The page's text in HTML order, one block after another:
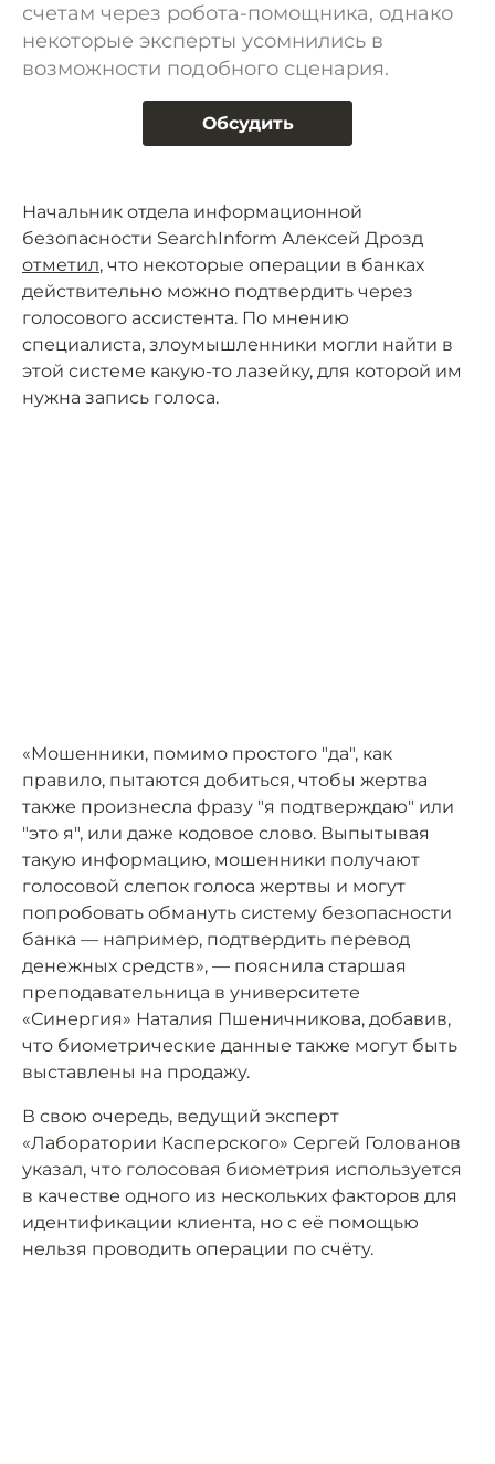
счетам через робота-помощника, однако
некоторые эксперты усомнились в
возможности подобного сценария.
Обсудить
Начальник отдела информационной
безопасности SearchInform Алексей Дрозд
отметил, что некоторые операции в банках
действительно можно подтвердить через
голосового ассистента. По мнению
специалиста, злоумышленники могли найти в
этой системе какую-то лазейку, для которой им
нужна запись голоса.
«Мошенники, помимо простого "да", как
правило, пытаются добиться, чтобы жертва
также произнесла фразу "я подтверждаю" или
"это я", или даже кодовое слово. Выпытывая
такую информацию, мошенники получают
голосовой слепок голоса жертвы и могут
попробовать обмануть систему безопасности
банка — например, подтвердить перевод
денежных средств», — пояснила старшая
преподавательница в университете
«Синергия» Наталия Пшеничникова, добавив,
что биометрические данные также могут быть
выставлены на продажу.
В свою очередь, ведущий эксперт
«Лаборатории Касперского» Сергей Голованов
указал, что голосовая биометрия используется
в качестве одного из нескольких факторов для
идентификации клиента, но с её помощью
нельзя проводить операции по счёту.